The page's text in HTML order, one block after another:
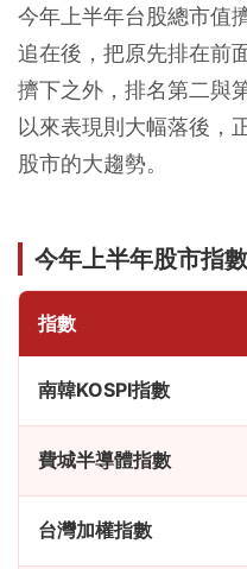
今年上半年台股總市值
追在後，把原先排在前
擠下之外，排名第二與
以來表現則大幅落後，
股市的大趨勢。
今年上半年股市指
指數
南韓KOSPI指數
費城半導體指數
台灣加權指數